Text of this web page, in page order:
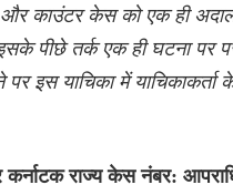
और काउंटर केस को एक ही
पीछे तर्क एक ही घटना पर
इस याचिका में याचिकाकर्ता
राज्य केस नंबर: